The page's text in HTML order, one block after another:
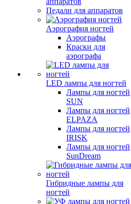
Педали для аппаратов
Аэрография ногтей
Аэрографы
Краски для
аэрографа
LED лампы для ногтей
Лампы для ногтей
SUN
Лампы для ногтей
ELPAZA
Лампы для ногтей
IRISK
Лампы для ногтей
SunDream
Гибридные лампы для
ногтей